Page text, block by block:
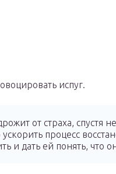
испуг.
от страха, спустя
процесс
и дать ей понять, что